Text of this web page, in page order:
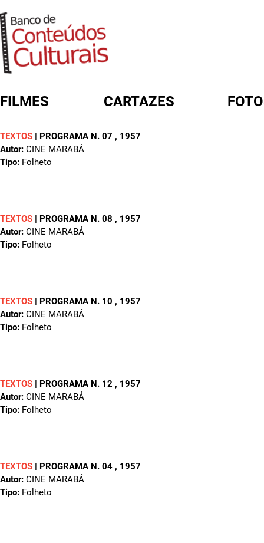
FILMES CARTAZES
TEXTOS | PROGRAMA N. 07 , 1957
Autor: CINE MARABÁ
Tipo: Folheto
TEXTOS | PROGRAMA N. 08 , 1957
Autor: CINE MARABÁ
Tipo: Folheto
TEXTOS | PROGRAMA N. 10 , 1957
Autor: CINE MARABÁ
Tipo: Folheto
TEXTOS | PROGRAMA N. 12 , 1957
Autor: CINE MARABÁ
Tipo: Folheto
TEXTOS | PROGRAMA N. 04 , 1957
Autor: CINE MARABÁ
Tipo: Folheto
FORMULÁRIO DE BUSCA